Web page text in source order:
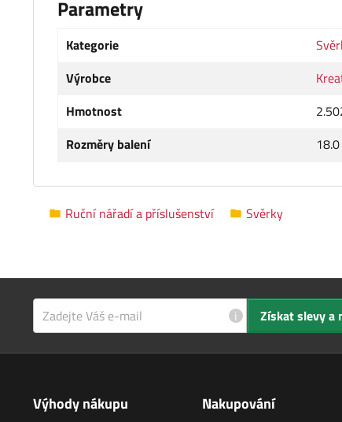
Parametry
Kategorie
Výrobce
Hmotnost
Rozměry balení
Ruční nářadí a příslušenství Svěrky
i Získat slevy a
Výhody nákupu Nakupování